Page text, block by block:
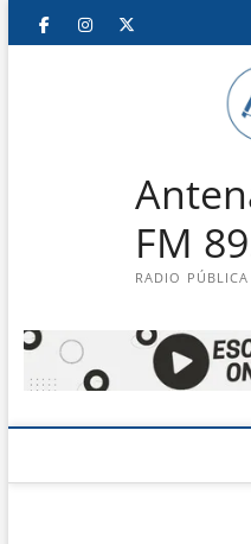
Saltar
FacebookInstagram
FM
RADIO